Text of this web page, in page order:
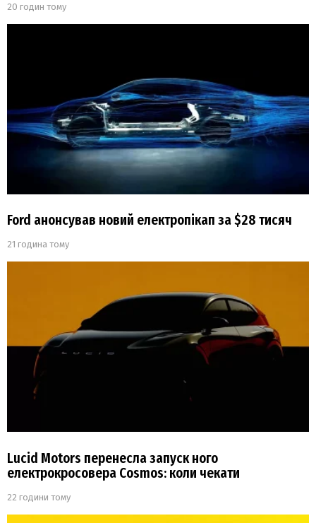
20 годин тому
Ford анонсував новий електропікап за $28 тисяч
21 година тому
Lucid Motors перенесла запуск ного
електрокросовера Cosmos: коли чекати
22 години тому